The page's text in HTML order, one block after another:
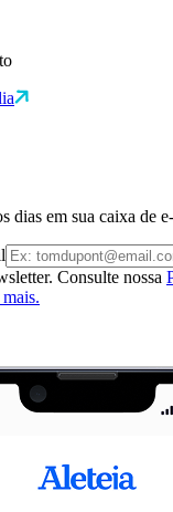
dias em sua caixa de
Consulte nossa